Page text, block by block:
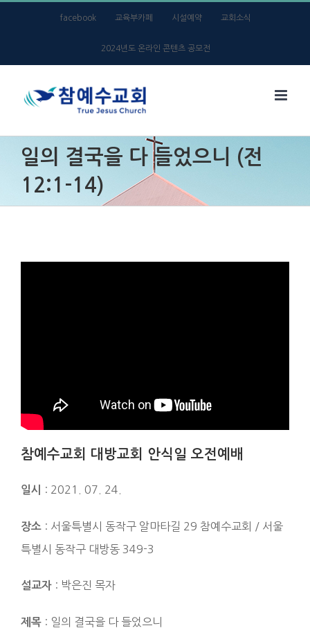
facebook 교육부카페 시설예약 교회소식
2024년도 온라인 콘텐츠 공모전
일의 결국을 다 들었으니 (전
12:1-14)
참예수교회 대방교회 안식일 오전예배
일시 : 2021. 07. 24.
장소 : 서울특별시 동작구 알마타길 29 참예수교회 / 서울
특별시 동작구 대방동 349-3
설교자 : 박은진 목자
제목 : 일의 결국을 다 들었으니